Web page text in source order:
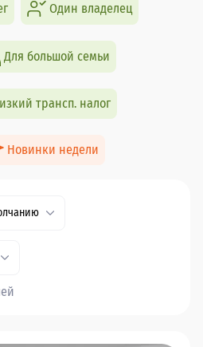
Один владелец
Для большой семьи
трансп. налог
Новинки недели